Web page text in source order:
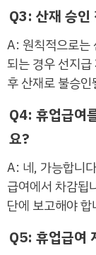
Q3: 산재 승인
A: 원칙적으로는
되는 경우 선지
후 산재로 불승
Q4: 휴업급여
요?
A: 네, 가능합니
급여에서 차감됩
단에 보고해야 합
Q5: 휴업급여